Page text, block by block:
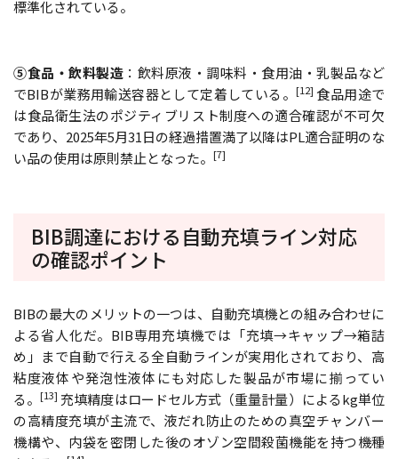
標準化されている。
⑤食品・飲料製造 ：飲料原液・調味料・食用油・乳製品など
でBIBが業務用輸送容器として定着している。 [12] 食品用途で
は食品衛生法のポジティブリスト制度への適合確認が不可欠
であり、2025年5月31日の経過措置満了以降はPL適合証明のな
い品の使用は原則禁止となった。 [7]
BIB調達における自動充填ライン対応
の確認ポイント
BIBの最大のメリットの一つは、自動充填機との組み合わせに
よる省人化だ。BIB専用充填機では「充填→キャップ→箱詰
め」まで自動で行える全自動ラインが実用化されており、高
粘度液体や発泡性液体にも対応した製品が市場に揃ってい
る。[13] 充填精度はロードセル方式（重量計量）によるkg単位
の高精度充填が主流で、液だれ防止のための真空チャンバー
機構や、内袋を密閉した後のオゾン空間殺菌機能を持つ機種